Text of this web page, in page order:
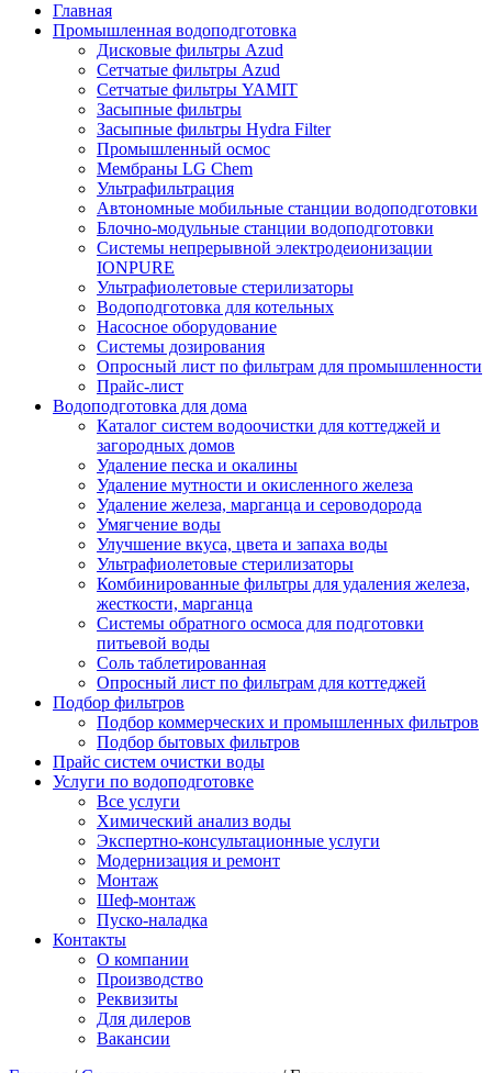
Главная
Промышленная водоподготовка
Дисковые фильтры Azud
Сетчатые фильтры Azud
Сетчатые фильтры YAMIT
Засыпные фильтры
Засыпные фильтры Hydra Filter
Промышленный осмос
Мембраны LG Chem
Ультрафильтрация
Автономные мобильные станции водоподготовки
Блочно-модульные станции водоподготовки
Системы непрерывной электродеионизации
IONPURE
Ультрафиолетовые стерилизаторы
Водоподготовка для котельных
Насосное оборудование
Системы дозирования
Опросный лист по фильтрам для промышленности
Прайс-лист
Водоподготовка для дома
Каталог систем водоочистки для коттеджей и
загородных домов
Удаление песка и окалины
Удаление мутности и окисленного железа
Удаление железа, марганца и сероводорода
Умягчение воды
Улучшение вкуса, цвета и запаха воды
Ультрафиолетовые стерилизаторы
Комбинированные фильтры для удаления железа,
жесткости, марганца
Системы обратного осмоса для подготовки
питьевой воды
Соль таблетированная
Опросный лист по фильтрам для коттеджей
Подбор фильтров
Подбор коммерческих и промышленных фильтров
Подбор бытовых фильтров
Прайс систем очистки воды
Услуги по водоподготовке
Все услуги
Химический анализ воды
Экспертно-консультационные услуги
Модернизация и ремонт
Монтаж
Шеф-монтаж
Пуско-наладка
Контакты
О компании
Производство
Реквизиты
Для дилеров
Вакансии